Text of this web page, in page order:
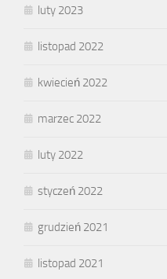
luty 2023
listopad 2022
kwiecień 2022
marzec 2022
luty 2022
styczeń 2022
grudzień 2021
listopad 2021